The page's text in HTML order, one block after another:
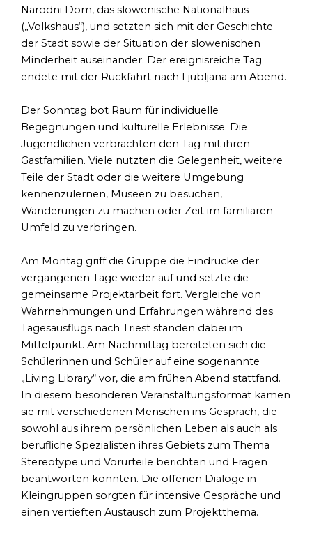
Narodni Dom, das slowenische Nationalhaus
(„Volkshaus“), und setzten sich mit der Geschichte
der Stadt sowie der Situation der slowenischen
Minderheit auseinander. Der ereignisreiche Tag
endete mit der Rückfahrt nach Ljubljana am Abend.
Der Sonntag bot Raum für individuelle
Begegnungen und kulturelle Erlebnisse. Die
Jugendlichen verbrachten den Tag mit ihren
Gastfamilien. Viele nutzten die Gelegenheit, weitere
Teile der Stadt oder die weitere Umgebung
kennenzulernen, Museen zu besuchen,
Wanderungen zu machen oder Zeit im familiären
Umfeld zu verbringen.
Am Montag griff die Gruppe die Eindrücke der
vergangenen Tage wieder auf und setzte die
gemeinsame Projektarbeit fort. Vergleiche von
Wahrnehmungen und Erfahrungen während des
Tagesausflugs nach Triest standen dabei im
Mittelpunkt. Am Nachmittag bereiteten sich die
Schülerinnen und Schüler auf eine sogenannte
„Living Library“ vor, die am frühen Abend stattfand.
In diesem besonderen Veranstaltungsformat kamen
sie mit verschiedenen Menschen ins Gespräch, die
sowohl aus ihrem persönlichen Leben als auch als
berufliche Spezialisten ihres Gebiets zum Thema
Stereotype und Vorurteile berichten und Fragen
beantworten konnten. Die offenen Dialoge in
Kleingruppen sorgten für intensive Gespräche und
einen vertieften Austausch zum Projektthema.